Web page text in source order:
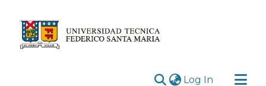
Log In (current)